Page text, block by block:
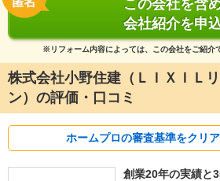
この会社を含
会社紹介を申
※リフォーム内容によっては、この会社をご紹介
株式会社小野住建（ＬＩＸＩＬ
ン）の評価・口コミ
ホームプロの審査基準をクリ
創業20年の実績と